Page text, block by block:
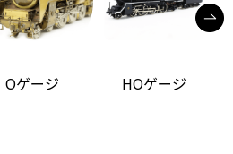
Oゲージ HOゲージ